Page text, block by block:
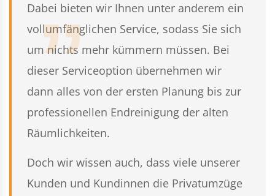
Dabei bieten wir Ihnen unter anderem ein
vollumfänglichen Service, sodass Sie sich
um nichts mehr kümmern müssen. Bei
dieser Serviceoption übernehmen wir
dann alles von der ersten Planung bis zur
professionellen Endreinigung der alten
Räumlichkeiten.
Doch wir wissen auch, dass viele unserer
Kunden und Kundinnen die Privatumzüge